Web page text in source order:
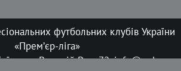
футбольних клубів України
«Прем’єр-ліга»
вул. Верхній Вал, 72, info@upl.ua